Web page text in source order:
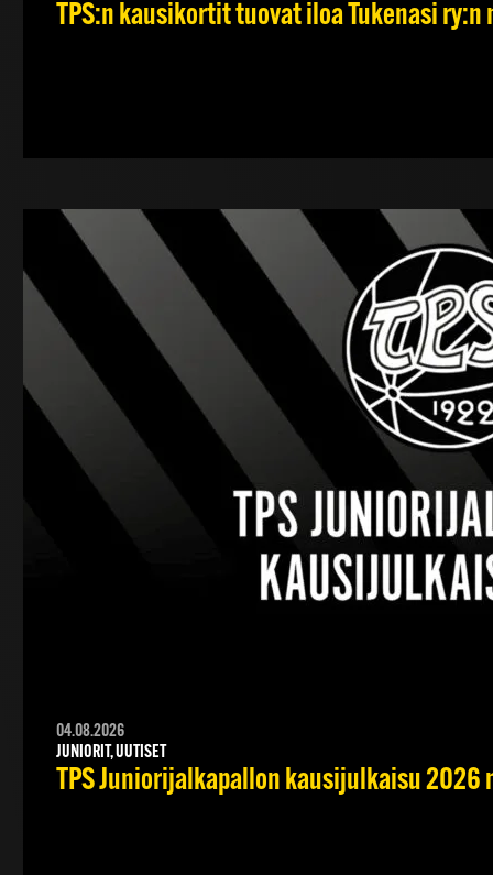
TPS:n kausikortit tuovat iloa Tukenasi
04.08.2026
JUNIORIT, UUTISET
TPS Juniorijalkapallon kausijulkaisu 2026